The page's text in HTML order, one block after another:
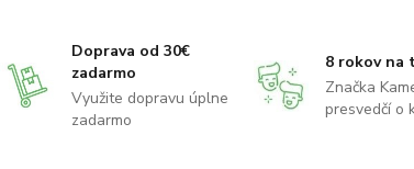
Doprava od 30€
zadarmo
Využite dopravu úplne
zadarmo
8 rokov na
Značka
presvedčí o